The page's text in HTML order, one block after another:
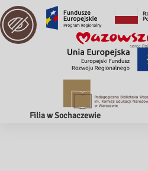
Filia w Sochaczewie